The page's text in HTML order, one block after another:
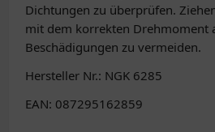
Dichtungen zu überprüfen.
mit dem korrekten Drehmoment
Beschädigungen zu vermeiden.
Hersteller Nr.: NGK 6285
EAN: 087295162859